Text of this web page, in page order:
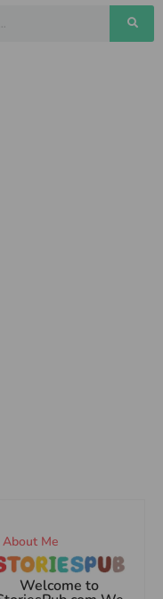
About Me
Welcome to